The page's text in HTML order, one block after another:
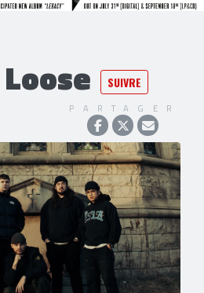
SUIVRE
PARTAGER